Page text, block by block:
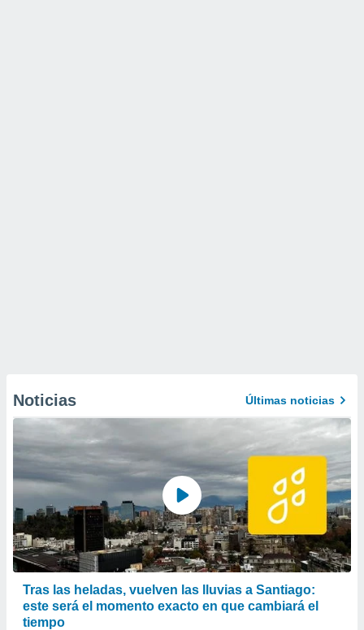
Noticias Últimas noticias
Tras las heladas, vuelven las lluvias a Santiago:
este será el momento exacto en que cambiará el
tiempo